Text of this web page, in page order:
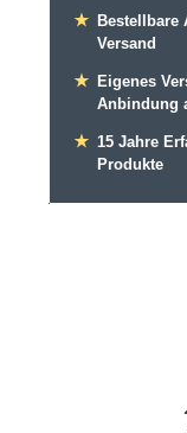
★
Versand
★ Eigenes
Anbindung
★ 15 Jahre
Produkte